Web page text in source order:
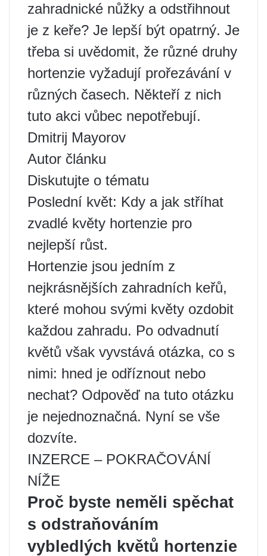
zahradnické nůžky a odstřihnout
je z keře? Je lepší být opatrný. Je
třeba si uvědomit, že různé druhy
hortenzie vyžadují prořezávání v
různých časech. Někteří z nich
tuto akci vůbec nepotřebují.
Dmitrij Mayorov
Autor článku
Diskutujte o tématu
Poslední květ: Kdy a jak stříhat
zvadlé květy hortenzie pro
nejlepší růst.
Hortenzie jsou jedním z
nejkrásnějších zahradních keřů,
které mohou svými květy ozdobit
každou zahradu. Po odvadnutí
květů však vyvstává otázka, co s
nimi: hned je odříznout nebo
nechat? Odpověď na tuto otázku
je nejednoznačná. Nyní se vše
dozvíte.
INZERCE – POKRAČOVÁNÍ
NÍŽE
Proč byste neměli spěchat
s odstraňováním
vybledlých květů hortenzie